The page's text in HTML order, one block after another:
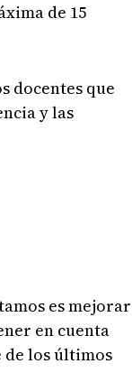
de 15
docentes que
y las
es mejorar
en cuenta
los últimos